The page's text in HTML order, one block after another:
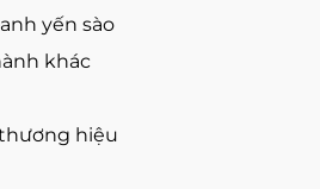
yến sào
khác
hiệu